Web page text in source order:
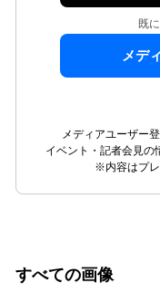
既
メデ
メディアユーザー
イベント・記者会見の
※内容はプレ
すべての画像